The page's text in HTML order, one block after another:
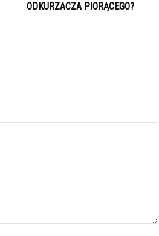
ODKURZACZA PIORĄCEGO?